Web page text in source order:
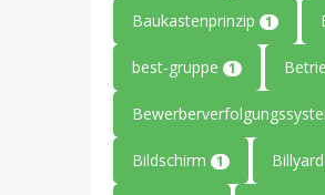
Baukastenprinzip 1
best-gruppe 1
Bildschirm 1 Billyard